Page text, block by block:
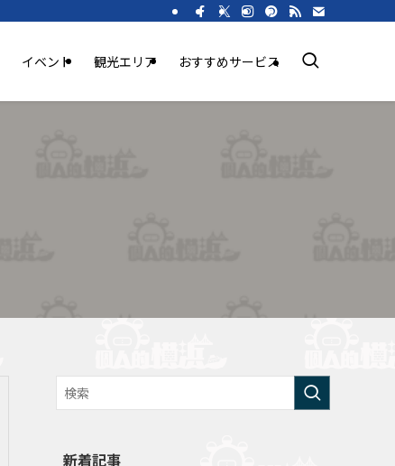
イベント 観光エリア おすすめサービス
新着記事